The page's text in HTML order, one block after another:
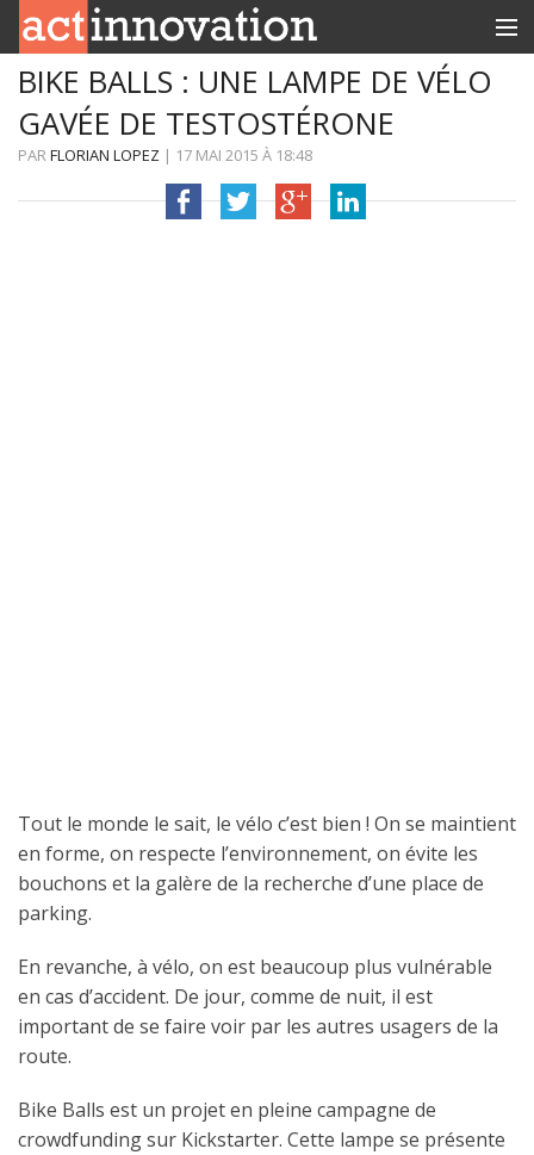
RUBRIQUES
INNOBOX
BIKE BALLS : UNE LAMPE DE VÉLO
GAVÉE DE TESTOSTÉRONE
PARFLORIAN LOPEZ | 17 MAI 2015 À 18:48
Tout le monde le sait, le vélo c’est bien ! On se maintient
en forme, on respecte l’environnement, on évite les
bouchons et la galère de la recherche d’une place de
parking.
En revanche, à vélo, on est beaucoup plus vulnérable
en cas d’accident. De jour, comme de nuit, il est
important de se faire voir par les autres usagers de la
route.
Bike Balls est un projet en pleine campagne de
crowdfunding sur Kickstarter. Cette lampe se présente